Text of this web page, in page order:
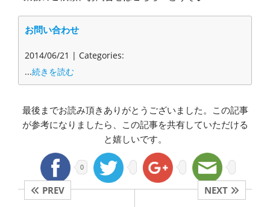
お問い合わせ
2014/06/21 | Categories:
...続きを読む
最後までお読み頂きありがとうございました。この記事
が参考になりましたら、この記事を共有していただける
と嬉しいです。
0
PREV
NEXT